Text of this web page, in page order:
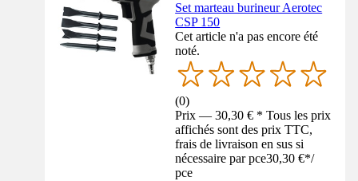
Set marteau burineur Aerotec
CSP 150
Cet article n'a pas encore été
noté.
(0)
Prix — 30,30 € * Tous les prix
affichés sont des prix TTC,
frais de livraison en sus si
nécessaire par pce30,30 €*/
pce